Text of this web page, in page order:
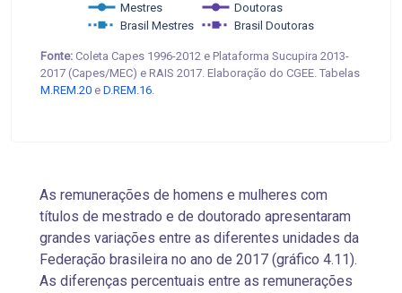
Mestres
Brasil Mestres
Doutoras
Brasil Doutoras
Fonte: Coleta Capes 1996-2012 e Plataforma Sucupira 2013-
2017 (Capes/MEC) e RAIS 2017. Elaboração do CGEE. Tabelas
M.REM.20 e D.REM.16.
As remunerações de homens e mulheres com
títulos de mestrado e de doutorado apresentaram
grandes variações entre as diferentes unidades da
Federação brasileira no ano de 2017 (gráfico 4.11).
As diferenças percentuais entre as remunerações